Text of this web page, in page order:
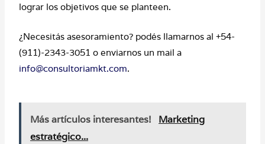
lograr los objetivos que se planteen.
¿Necesitás asesoramiento? podés llamarnos al +54-
(911)-2343-3051 o enviarnos un mail a
info@consultoriamkt.com.
Más artículos interesantes!
Marketing
estratégico...